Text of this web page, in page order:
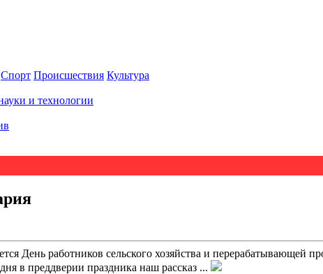
Спорт Происшествия Культура
и технологии
День работников сельского хозяйства и
в преддверии праздника наш рассказ ...